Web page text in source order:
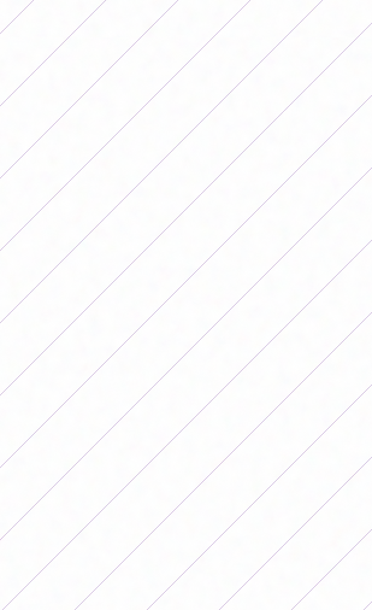
enfrentarán en Casa Amarilla por un
Segundo Torneo Femenino 2025.
más tarde, se cruzarán River y
que está súper abierto luego de
en el River Camp.El partido se dará
César Villagra, de Córdoba, desde
verse mediante LPF Play. Los socios y
ingresar de manera gratuita
con cuota al día.
de terminar igualadas las series en el
la definición será mediante la
desde el punto penal.